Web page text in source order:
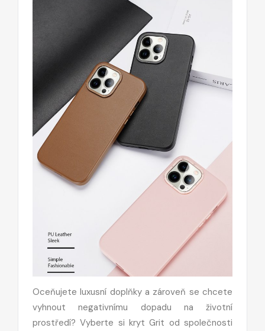
Oceňujete luxusní doplňky a zároveň se chcete
vyhnout negativnímu dopadu na životní
prostředí? Vyberte si kryt Grit od společnosti